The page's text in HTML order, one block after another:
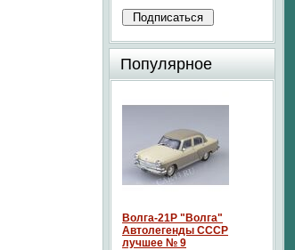
Популярное
Волга-21P "Волга"
Автолегенды СССР
лучшее № 9